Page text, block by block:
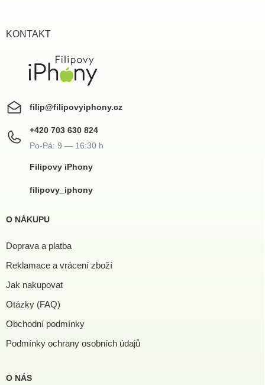
KONTAKT
filip@filipovyiphony.cz
+420 703 630 824
Filipovy iPhony
filipovy_iphony
O NÁKUPU
Doprava a platba
Reklamace a vrácení zboží
Jak nakupovat
Otázky (FAQ)
Obchodní podmínky
Podmínky ochrany osobních údajů
O NÁS